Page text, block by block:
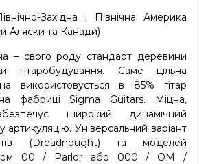
Західна і Північна Америка
Аляски та Канади)
– свого роду стандарт деревини
гітаробудування. Саме цільна
використовується в 85% гітар
фабриці Sigma Guitars. Міцна,
широкий динамічний
артикуляцію. Універсальний варіант
(Dreadnought) та моделей
00 / Parlor або 000 / OM /